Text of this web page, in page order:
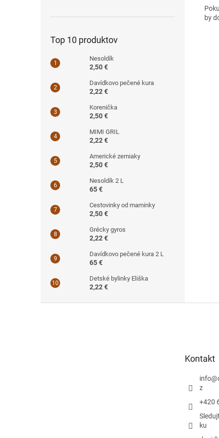
Top 10 produktov
Nesoldík
2,50 €
Davídkovo pečené kura
2,22 €
Korenička
2,50 €
MIMI GRIL
2,22 €
Americké zemiaky
2,50 €
Nesoldík 2 L
65 €
Cestovinky od maminky
2,50 €
Grécky gyros
2,22 €
Davídkovo pečené kura 2 L
65 €
Detské bylinky Eliška
2,22 €
by
Kontakt
info@
z
+420
ku